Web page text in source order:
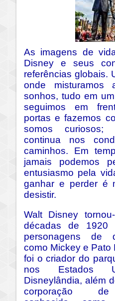
As imagens de
Disney e seus
referências globais.
onde
sonhos, tudo em
seguimos em
portas e fazemos
somos
continua nos
caminhos. Em
jamais podemos
entusiasmo pela
ganhar e perder é
desistir.
Walt Disney
décadas de
personagens de
como Mickey e Pato
foi o criador do
nos Estados
Disneylândia, além
corporação de